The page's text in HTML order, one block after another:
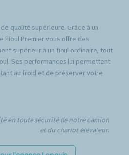
qualité supérieure. Grâce à un
Fioul Premier vous offre des
supérieur à un fioul ordinaire, tout
Ses performances lui permettent
au froid et de préserver votre
en toute sécurité de notre camion
et du chariot élévateur.